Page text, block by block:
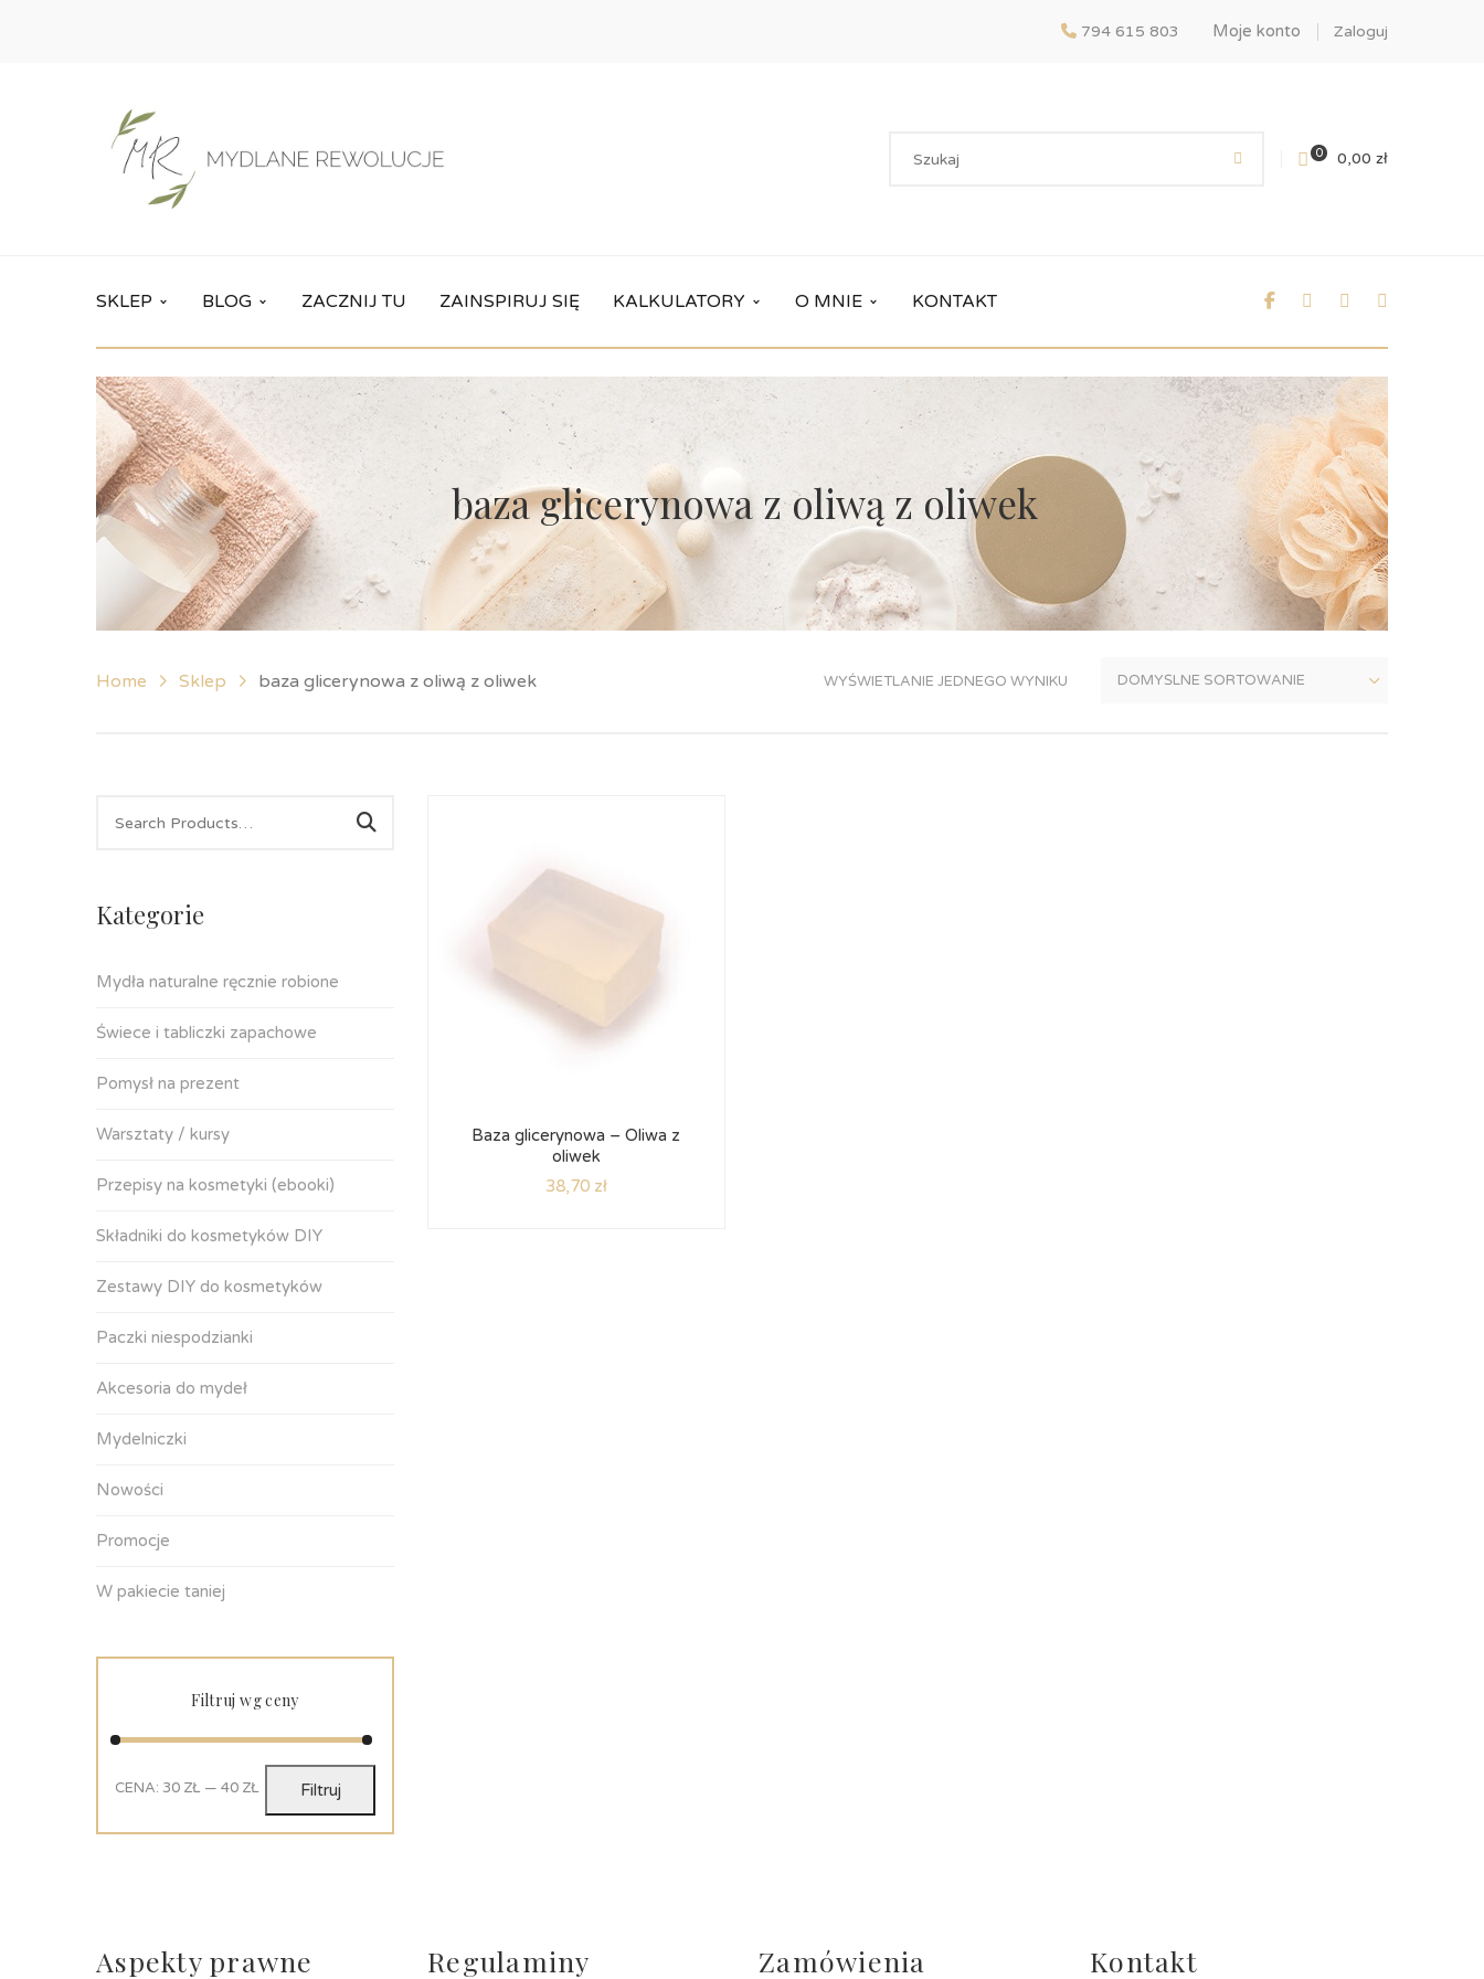
794 615 803 Moje konto Zaloguj
0 0,00 zł
SKLEP BLOG ZACZNIJ TU ZAINSPIRUJ SIĘ KALKULATORY O MNIE KONTAKT
baza glicerynowa z oliwą z oliwek
Home Sklep baza glicerynowa z oliwą z oliwek WYŚWIETLANIE JEDNEGO WYNIKU
Kategorie
Mydła naturalne ręcznie robione
Świece i tabliczki zapachowe
Pomysł na prezent
Warsztaty / kursy
Przepisy na kosmetyki (ebooki)
Składniki do kosmetyków DIY
Zestawy DIY do kosmetyków
Paczki niespodzianki
Akcesoria do mydeł
Mydelniczki
Nowości
Promocje
W pakiecie taniej
Filtruj wg ceny
Filtruj
CENA: 30 ZŁ — 40 ZŁ
Baza glicerynowa – Oliwa z
oliwek
38,70 zł
Aspekty prawne Regulaminy Zamówienia Kontakt